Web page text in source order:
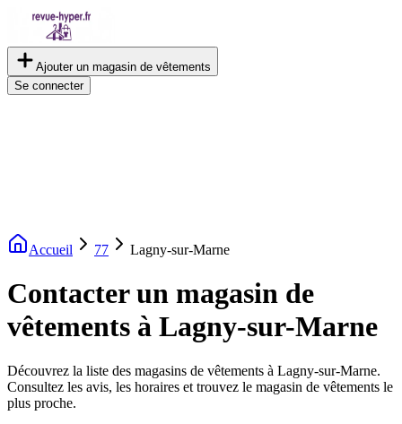
Ajouter un magasin de vêtements
Se connecter
Accueil 77 Lagny-sur-Marne
Contacter un magasin de
vêtements à Lagny-sur-Marne
Découvrez la liste des magasins de vêtements à Lagny-sur-Marne.
Consultez les avis, les horaires et trouvez le magasin de vêtements le
plus proche.